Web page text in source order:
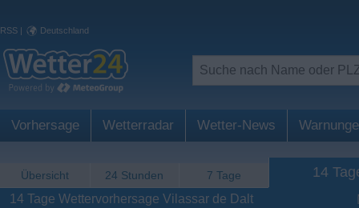
RSS | Deutschland
Vorhersage Wetterradar Wetter-News
Übersicht 24 Stunden 7 Tage 14
14 Tage Wettervorhersage Vilassar de Dalt